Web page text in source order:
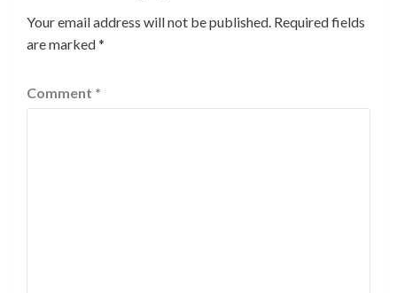
Your email address will not be published. Required fields
are marked*
Comment *